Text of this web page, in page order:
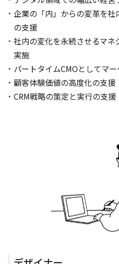
企業の「内」からの変革を
の支援
社内の変化を永続させるマ
実施
パートタイムCMOとしてマ
顧客体験価値の高度化の支援
CRM戦略の策定と実行の支援